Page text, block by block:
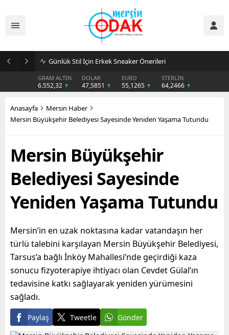
Günlük Stil İçin Erkek Sneaker Önerileri
GRAM ALTIN
6.552,32
DOLAR
47,5851
EURO
55,1265
STERLİN
64,2466
Anasayfa
Mersin Haber
Mersin Büyükşehir Belediyesi Sayesinde Yeniden Yaşama Tutundu
Mersin Büyükşehir
Belediyesi Sayesinde
Yeniden Yaşama Tutundu
Mersin’in en uzak noktasına kadar vatandaşın her
türlü talebini karşılayan Mersin Büyükşehir Belediyesi,
Tarsus’a bağlı İnköy Mahallesi’nde geçirdiği kaza
sonucu fizyoterapiye ihtiyacı olan Cevdet Gülal’ın
tedavisine katkı sağlayarak yeniden yürümesini
sağladı.
Paylaş Tweetle Gönder